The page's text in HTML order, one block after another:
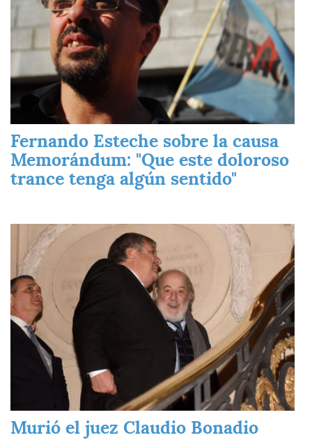
Fernando Esteche sobre la causa
Memorándum: "Que este doloroso
trance tenga algún sentido"
Imagen
Murió el juez Claudio Bonadio